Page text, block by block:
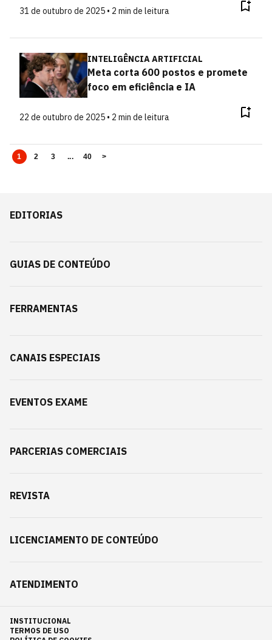
31 de outubro de 2025 • 2 min de leitura
INTELIGÊNCIA ARTIFICIAL
Meta corta 600 postos e promete
foco em eficiência e IA
22 de outubro de 2025 • 2 min de leitura
1 2 3 ... 40 >
EDITORIAS
GUIAS DE CONTEÚDO
FERRAMENTAS
CANAIS ESPECIAIS
EVENTOS EXAME
PARCERIAS COMERCIAIS
REVISTA
LICENCIAMENTO DE CONTEÚDO
ATENDIMENTO
INSTITUCIONAL
TERMOS DE USO